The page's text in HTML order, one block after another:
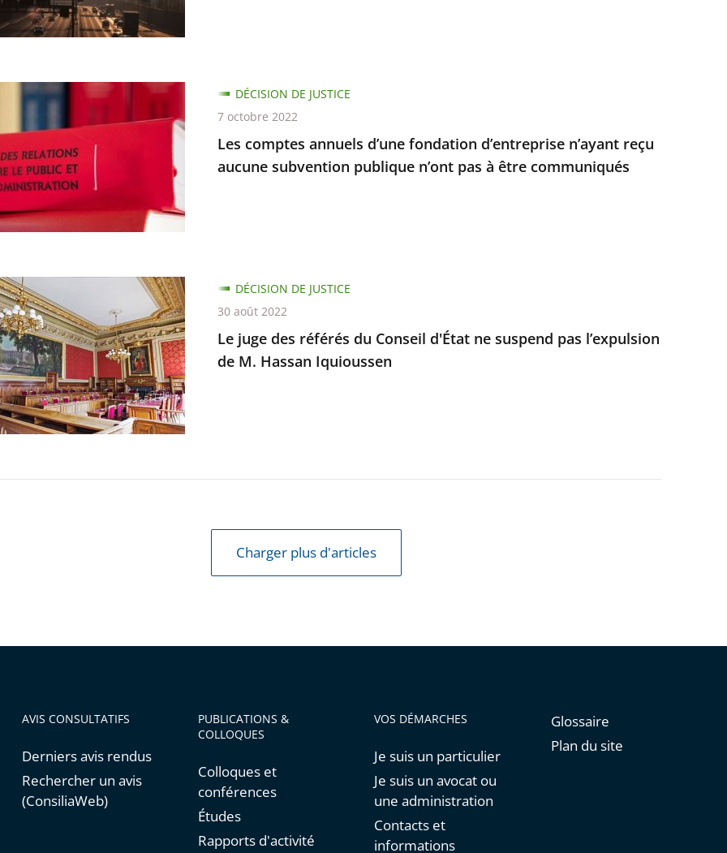
Les comptes annuels d’une fondation d’entreprise n’ayant reçu
aucune subvention publique n’ont pas à être communiqués
DÉCISION DE JUSTICE
7 octobre 2022
Le juge des référés du Conseil d'État ne suspend pas l’expulsion
de M. Hassan Iquioussen
DÉCISION DE JUSTICE
30 août 2022
Charger plus d'articles
AVIS CONSULTATIFS
Derniers avis rendus
Rechercher un avis
(ConsiliaWeb)
PUBLICATIONS &
COLLOQUES
Colloques et
conférences
Études
Rapports d'activité
VOS DÉMARCHES
Je suis un particulier
Je suis un avocat ou
une administration
Contacts et
informations
Glossaire
Plan du site